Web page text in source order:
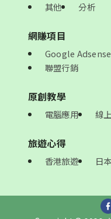
其他
分析
網賺項目
Google Adsense
聯盟行銷
原創教學
電腦應用 線
旅遊心得
香港旅遊 日